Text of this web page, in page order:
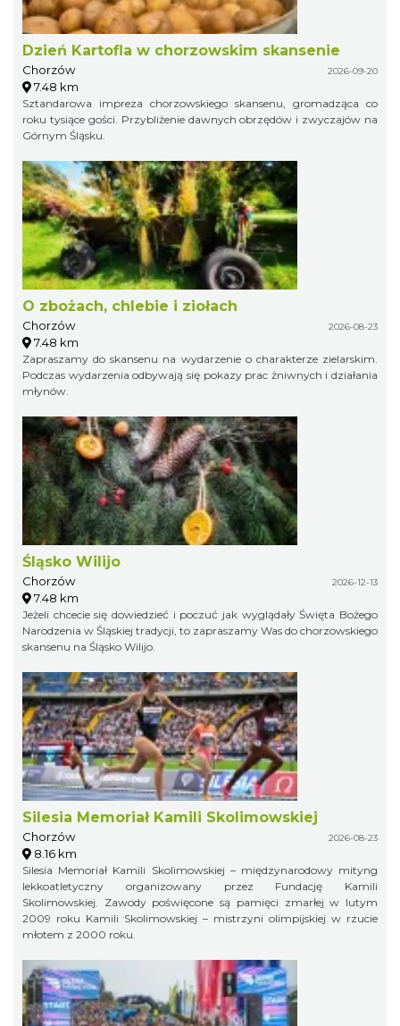
Dzień Kartofla w chorzowskim skansenie
Chorzów 2026-09-20
7.48 km
Sztandarowa impreza chorzowskiego skansenu, gromadząca co
roku tysiące gości. Przybliżenie dawnych obrzędów i zwyczajów na
Górnym Śląsku.
O zbożach, chlebie i ziołach
Chorzów 2026-08-23
7.48 km
Zapraszamy do skansenu na wydarzenie o charakterze zielarskim.
Podczas wydarzenia odbywają się pokazy prac żniwnych i działania
młynów.
Śląsko Wilijo
Chorzów 2026-12-13
7.48 km
Jeżeli chcecie się dowiedzieć i poczuć jak wyglądały Święta Bożego
Narodzenia w Śląskiej tradycji, to zapraszamy Was do chorzowskiego
skansenu na Śląsko Wilijo.
Silesia Memoriał Kamili Skolimowskiej
Chorzów 2026-08-23
8.16 km
Silesia Memoriał Kamili Skolimowskiej – międzynarodowy mityng
lekkoatletyczny organizowany przez Fundację Kamili
Skolimowskiej. Zawody poświęcone są pamięci zmarłej w lutym
2009 roku Kamili Skolimowskiej – mistrzyni olimpijskiej w rzucie
młotem z 2000 roku.